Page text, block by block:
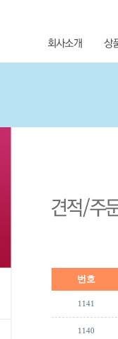
번호
1141
1140